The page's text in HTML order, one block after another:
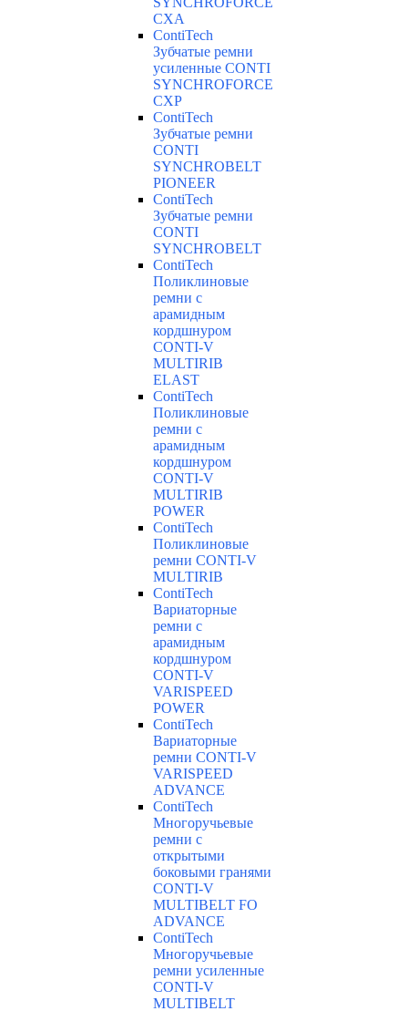
CXA
ContiTech
Зубчатые ремни
усиленные CONTI
SYNCHROFORCE
CXP
ContiTech
Зубчатые ремни
CONTI
SYNCHROBELT
PIONEER
ContiTech
Зубчатые ремни
CONTI
SYNCHROBELT
ContiTech
Поликлиновые
ремни с
арамидным
кордшнуром
CONTI-V
MULTIRIB
ELAST
ContiTech
Поликлиновые
ремни с
арамидным
кордшнуром
CONTI-V
MULTIRIB
POWER
ContiTech
Поликлиновые
ремни CONTI-V
MULTIRIB
ContiTech
Вариаторные
ремни с
арамидным
кордшнуром
CONTI-V
VARISPEED
POWER
ContiTech
Вариаторные
ремни CONTI-V
VARISPEED
ADVANCE
ContiTech
Многоручьевые
ремни с
открытыми
боковыми гранями
CONTI-V
MULTIBELT FO
ADVANCE
ContiTech
Многоручьевые
ремни усиленные
CONTI-V
MULTIBELT